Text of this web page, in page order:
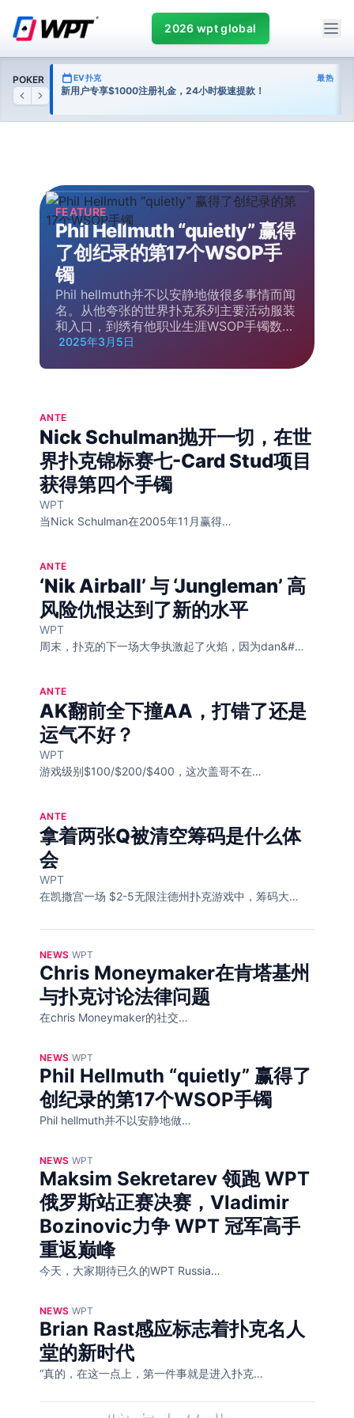
2026 wpt global
POKER
Previous
Next
热门 EV扑克 最热
新用户专享$1000注册礼金，24小时极速提款！
FEATURE
Phil Hellmuth “quietly” 赢得
了创纪录的第17个WSOP手
镯
2025年3月5日
Phil hellmuth并不以安静地做很多事情而闻
名。从他夸张的世界扑克系列主要活动服装
和入口，到绣有他职业生涯WSOP手镯数量
的帽子，再…
ANTE
Nick Schulman抛开一切，在世
界扑克锦标赛七-Card Stud项目
获得第四个手镯
WPT
当Nick Schulman在2005年11月赢得…
ANTE
‘Nik Airball’ 与 ‘Jungleman’ 高
风险仇恨达到了新的水平
WPT
周末，扑克的下一场大争执激起了火焰，因为dan&#…
ANTE
AK翻前全下撞AA，打错了还是
运气不好？
WPT
游戏级别$100/$200/$400，这次盖哥不在…
ANTE
拿着两张Q被清空筹码是什么体
会
WPT
在凯撒宫一场 $2-5无限注德州扑克游戏中，筹码大…
NEWS/WPT
Chris Moneymaker在肯塔基州
与扑克讨论法律问题
在chris Moneymaker的社交…
NEWS/WPT
Phil Hellmuth “quietly” 赢得了
创纪录的第17个WSOP手镯
Phil hellmuth并不以安静地做…
NEWS/WPT
Maksim Sekretarev 领跑 WPT
俄罗斯站正赛决赛，Vladimir
Bozinovic力争 WPT 冠军高手
重返巅峰
今天，大家期待已久的WPT Russia…
NEWS/WPT
Brian Rast感应标志着扑克名人
堂的新时代
“真的，在这一点上，第一件事就是进入扑克…